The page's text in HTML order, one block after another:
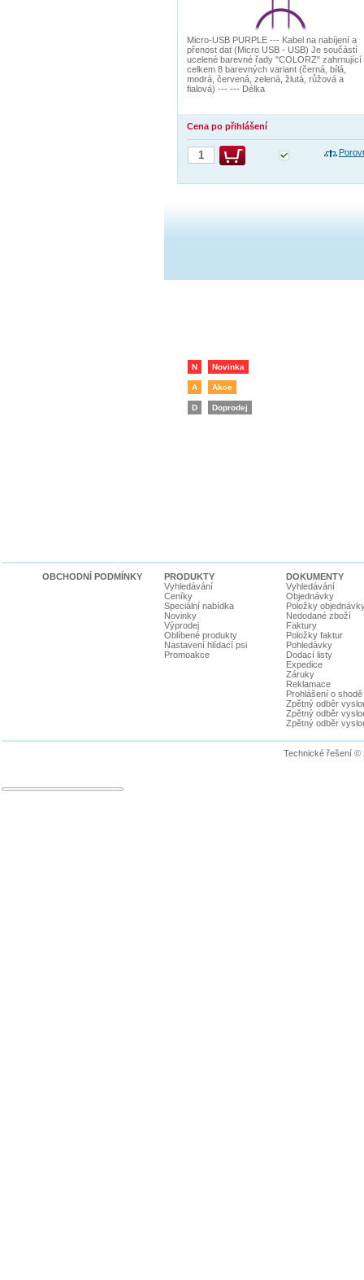
Micro-USB PURPLE --- Kabel na nabíjení a
přenost dat (Micro USB - USB) Je součástí
ucelené barevné řady "COLORZ" zahrnující
celkem 8 barevných variant (černá, bílá,
modrá, červená, zelená, žlutá, růžová a
fialová) --- --- Délka
Cena po přihlášení
N Novinka
A Akce
D Doprodej
OBCHODNÍ PODMÍNKY
PRODUKTY
Vyhledávání
Ceníky
Speciální nabídka
Novinky
Výprodej
Oblíbené produkty
Nastavení hlídací psi
Promoakce
DOKUMENTY
Vyhledávání
Objednávky
Položky
Nedodané zboží
Faktury
Položky faktur
Pohledávky
Dodací listy
Expedice
Záruky
Reklamace
Prohlášení o shodě
Zpětný odběr
Zpětný odběr
Zpětný odběr
Technické řešení ©